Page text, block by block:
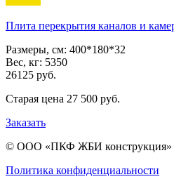
Плита перекрытия каналов и
Размеры, см: 400*180*32
Вес, кг: 5350
26125 pуб.
Старая цена 27 500 pуб.
Заказать
© ООО «ПКФ ЖБИ конструкция»
Политика конфиденциальности